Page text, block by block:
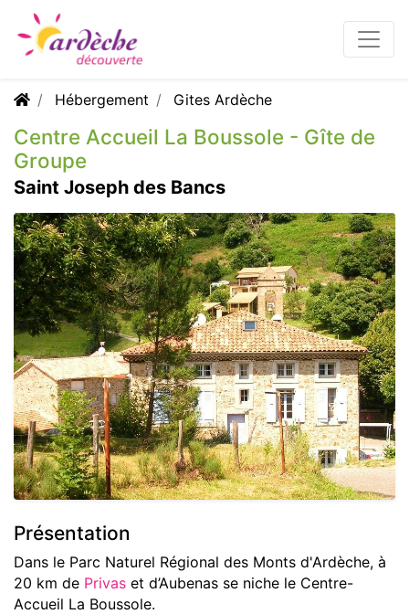
Hébergement Gites Ardèche
Centre Accueil La Boussole - Gîte de
Groupe
Saint Joseph des Bancs
Présentation
Dans le Parc Naturel Régional des Monts d'Ardèche, à
20 km de Privas et d’Aubenas se niche le Centre-
Accueil La Boussole.